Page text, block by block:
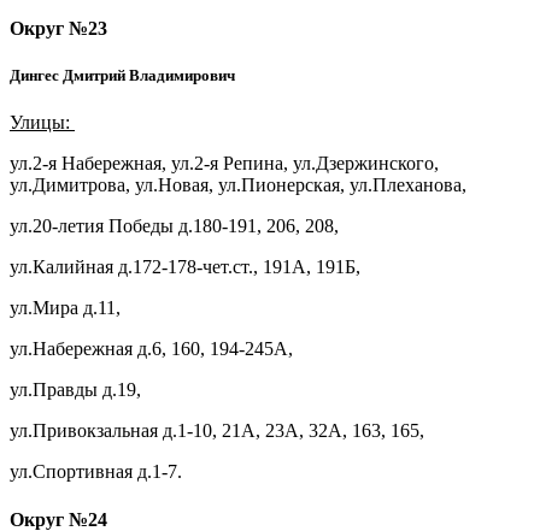
Округ №23
Дингес Дмитрий Владимирович
Улицы:
ул.2-я Набережная, ул.2-я Репина, ул.Дзержинского,
ул.Димитрова, ул.Новая, ул.Пионерская, ул.Плеханова,
ул.20-летия Победы д.180-191, 206, 208,
ул.Калийная д.172-178-чет.ст., 191А, 191Б,
ул.Мира д.11,
ул.Набережная д.6, 160, 194-245А,
ул.Правды д.19,
ул.Привокзальная д.1-10, 21А, 23А, 32А, 163, 165,
ул.Спортивная д.1-7.
Округ №24